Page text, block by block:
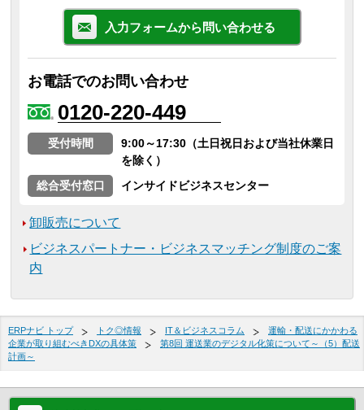
入力フォームから問い合わせる
お電話でのお問い合わせ
0120-220-449
受付時間
9:00～17:30（土日祝日および当社休業日
を除く）
総合受付窓口
インサイドビジネスセンター
卸販売について
ビジネスパートナー・ビジネスマッチング制度のご案
内
ERPナビ トップ トク◎情報 IT＆ビジネスコラム
運輸・配送にかかわる
企業が取り組むべきDXの具体策
第8回 運送業のデジタル化策について～（5）配送
計画～